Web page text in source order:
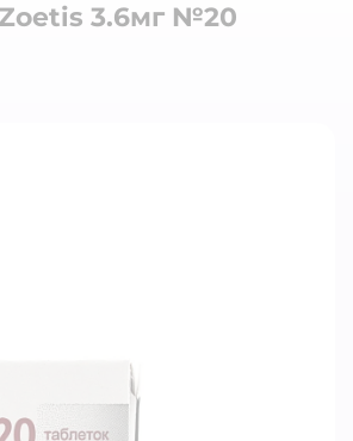
3.6мг №20